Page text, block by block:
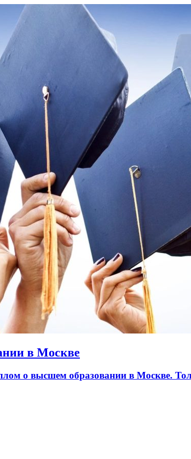
в Москве
о высшем образовании в Москве.